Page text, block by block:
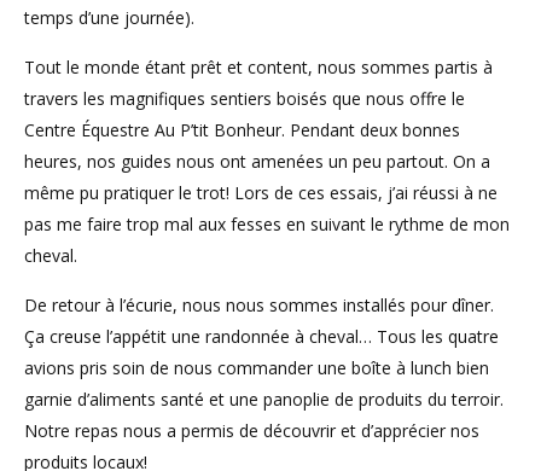
temps d’une journée).
Tout le monde étant prêt et content, nous sommes partis à
travers les magnifiques sentiers boisés que nous offre le
Centre Équestre Au P’tit Bonheur. Pendant deux bonnes
heures, nos guides nous ont amenées un peu partout. On a
même pu pratiquer le trot! Lors de ces essais, j’ai réussi à ne
pas me faire trop mal aux fesses en suivant le rythme de mon
cheval.
De retour à l’écurie, nous nous sommes installés pour dîner.
Ça creuse l’appétit une randonnée à cheval… Tous les quatre
avions pris soin de nous commander une boîte à lunch bien
garnie d’aliments santé et une panoplie de produits du terroir.
Notre repas nous a permis de découvrir et d’apprécier nos
produits locaux!